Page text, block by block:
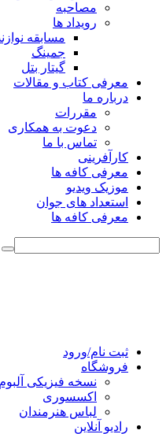
مصاحبه
رویداد ها
مسابقه
جمینگ
گیتار بتل
معرفی کتاب و مقالات
درباره ما
مقررات
دعوت به همکاری
تماس با ما
کارآفرینی
معرفی کافه ها
موزیک ویدیو
استعداد های جوان
معرفی کافه ها
ثبت نام/ورود
فروشگاه
نسخه فیزیکی آلبوم
اکسسوری
لباس هنرمندان
رادیو آنلاین